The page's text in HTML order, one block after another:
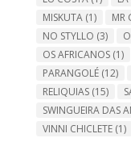
MISKUTA(1) MR
NO STYLLO (3)
OS AFRICANOS(1)
PARANGOLÉ(12)
RELIQUIAS(15)
SWINGUEIRA DAS
VINNI CHICLETE(1)